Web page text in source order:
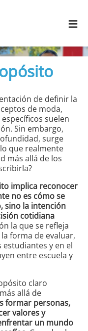
≡
de definir la
de moda,
suelen
Sin embargo,
surge
que realmente
más allá de los
implica reconocer
no es cómo se
sino la intención
cotidiana
la que se refleja
forma de evaluar,
estudiantes y en el
entre escuela y
claro
allá de
formar personas,
valores y
un mundo